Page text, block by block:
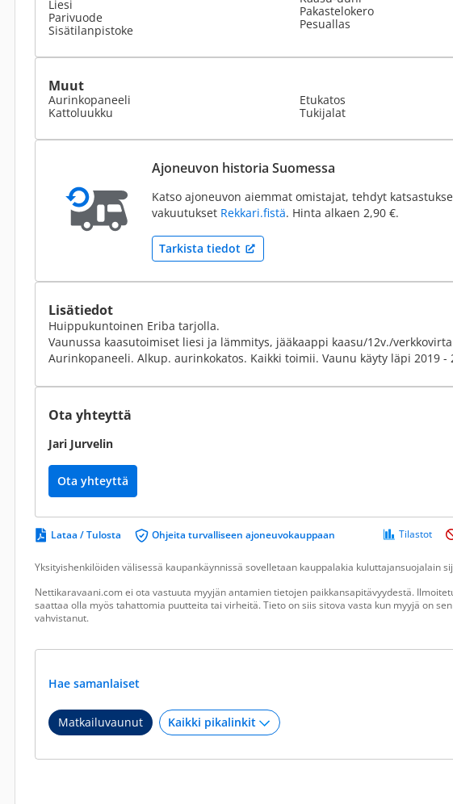
Liesi
Parivuode
Sisätilanpistoke
Pakastelokero
Pesuallas
Muut
Aurinkopaneeli
Kattoluukku
Etukatos
Tukijalat
Ajoneuvon historia Suomessa
Katso ajoneuvon aiemmat omistajat, tehdyt
vakuutukset Rekkari.fistä. Hinta alkaen 2,90 €.
Tarkista tiedot
Lisätiedot
Huippukuntoinen Eriba tarjolla.
Vaunussa kaasutoimiset liesi ja lämmitys, jääkaappi kaasu/12v./
Aurinkopaneeli. Alkup. aurinkokatos. Kaikki toimii. Vaunu käyty läpi 2019 -
Ota yhteyttä
Jari Jurvelin
Ota yhteyttä
Lataa / Tulosta Ohjeita turvalliseen ajoneuvokauppaan Tilastot
Yksityishenkilöiden välisessä kaupankäynnissä sovelletaan kauppalakia kuluttajansuojalain
Nettikaravaani.com ei ota vastuuta myyjän antamien tietojen paikkansapitävyydestä.
saattaa olla myös tahattomia puutteita tai virheitä. Tieto on siis sitova vasta kun myyjä on
vahvistanut.
Hae samanlaiset
Matkailuvaunut